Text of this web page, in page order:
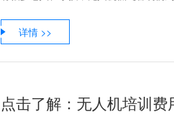
详情 >>
点击了解：无人机培训费